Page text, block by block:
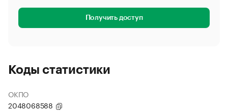
Получить доступ
Коды статистики
ОКПО
2048068588